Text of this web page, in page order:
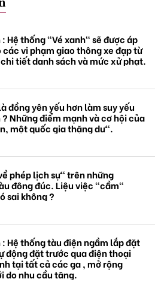
: Hệ thống "Vé xanh" sẽ được áp
các vi phạm giao thông xe đạp từ
tiết danh sách và mức xử phạt.
đồng yên yếu hơn làm suy yếu
? Những điểm mạnh và cơ hội của
một quốc gia thặng dư".
phép lịch sự" trên những
đông đúc. Liệu việc "cầm"
sai không ?
: Hệ thống tàu điện ngầm lắp đặt
động đặt trước qua điện thoại
tại tất cả các ga , mở rộng
do nhu cầu tăng.